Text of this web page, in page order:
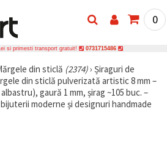
0
si primesti transport gratuit! 0731715486
din sticlă (2374)› Șiraguri de
din sticlă pulverizată artistic 8 mm –
gaură 1 mm, șirag ~105 buc. –
moderne și designuri handmade